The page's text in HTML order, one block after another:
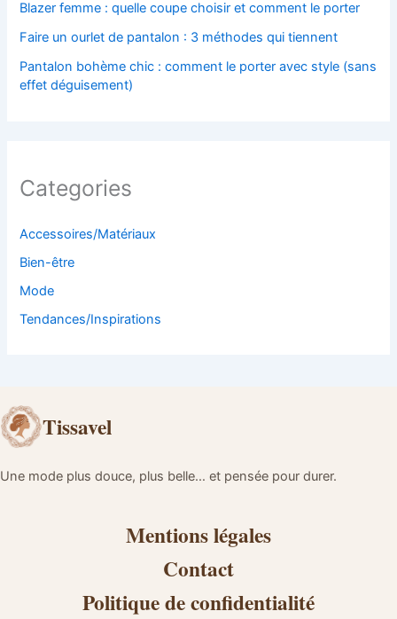
Blazer femme : quelle coupe choisir et comment le porter
Faire un ourlet de pantalon : 3 méthodes qui tiennent
Pantalon bohème chic : comment le porter avec style (sans
effet déguisement)
Categories
Accessoires/Matériaux
Bien-être
Mode
Tendances/Inspirations
Tissavel
Une mode plus douce, plus belle… et pensée pour durer.
Mentions légales
Contact
Politique de confidentialité